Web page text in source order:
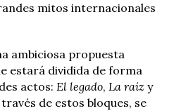
mitos internacionales
ambiciosa propuesta
estará dividida de forma
actos: El legado, La raíz y
través de estos bloques, se